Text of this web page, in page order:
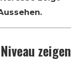
zeigen